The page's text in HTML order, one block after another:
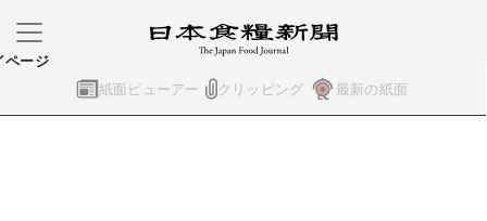
紙面ビューアー クリッピング 最新の紙面
ページ